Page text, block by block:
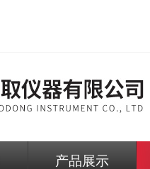
产品展示